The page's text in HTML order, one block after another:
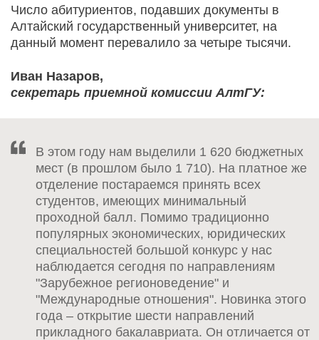
Число абитуриентов, подавших документы в
Алтайский государственный университет, на
данный момент перевалило за четыре тысячи.
Иван Назаров,
секретарь приемной комиссии АлтГУ:
В этом году нам выделили 1 620 бюджетных
мест (в прошлом было 1 710). На платное же
отделение постараемся принять всех
студентов, имеющих минимальный
проходной балл. Помимо традиционно
популярных экономических, юридических
специальностей большой конкурс у нас
наблюдается сегодня по направлениям
"Зарубежное регионоведение" и
"Международные отношения". Новинка этого
года – открытие шести направлений
прикладного бакалавриата. Он отличается от